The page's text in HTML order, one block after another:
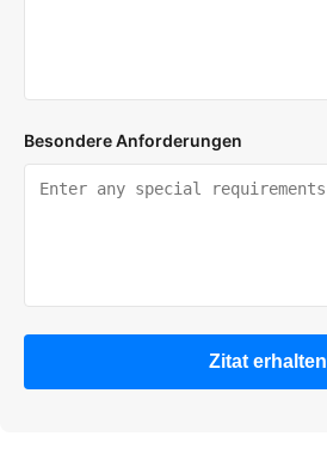
Besondere Anforderungen
Zitat erhalten